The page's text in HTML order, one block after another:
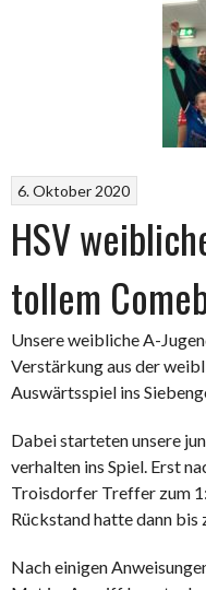
6. Oktober 2020
HSV
tollem
Unsere weibliche A-
Verstärkung aus der
Auswärtsspiel ins
Dabei starteten unsere
verhalten ins Spiel. Erst
Troisdorfer Treffer zum
Rückstand hatte dann bis
Nach einigen